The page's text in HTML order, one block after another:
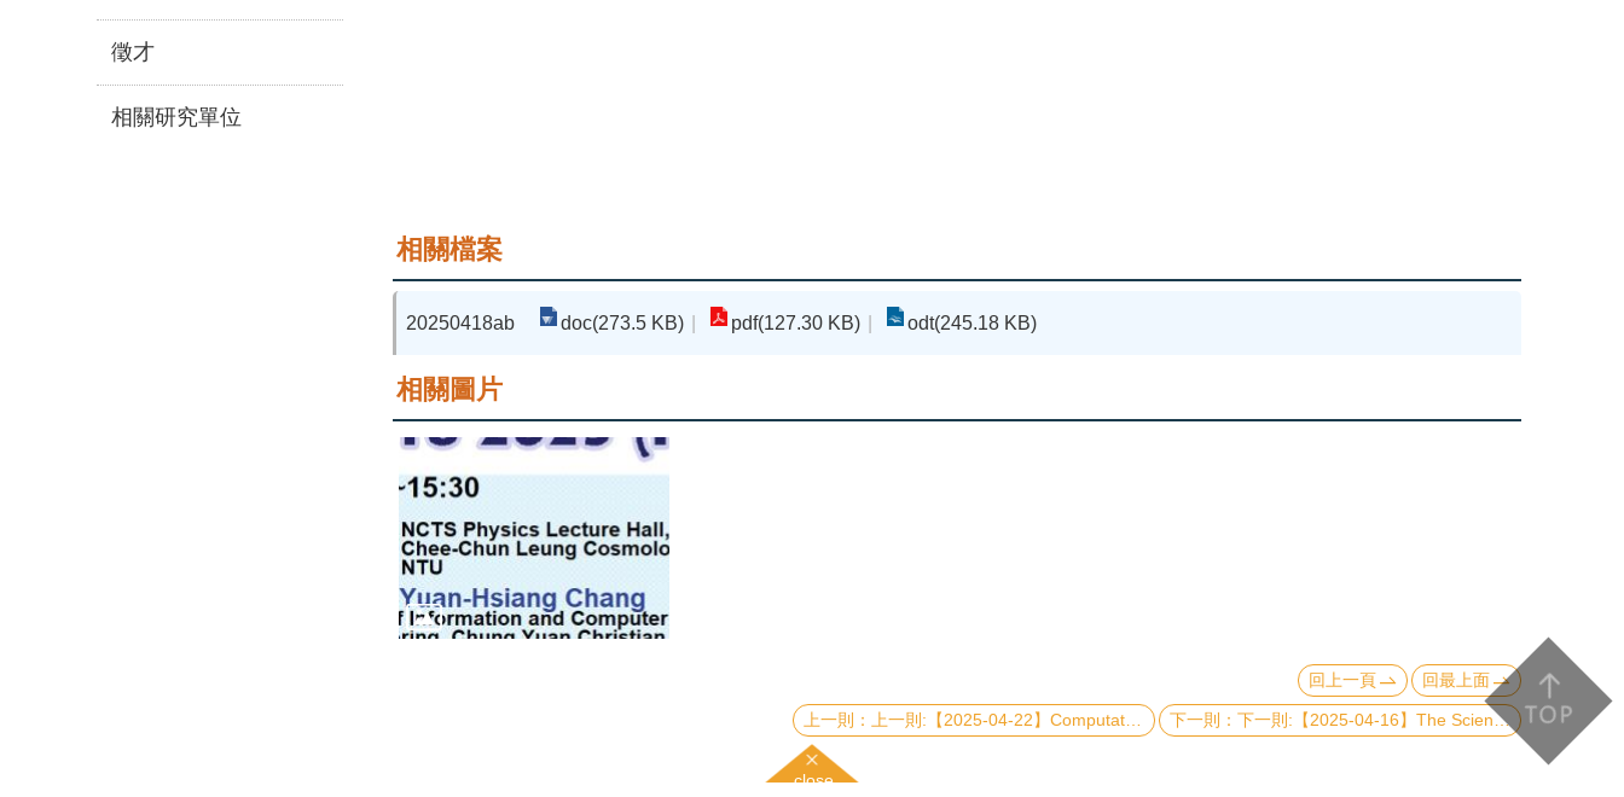
徵才
相關研究單位
相關檔案
20250418ab doc(273.5 KB) pdf(127.30 KB) odt(245.18 KB)
相關圖片
回上一頁 回最上面
上一則:【2025-04-22】Computational study on 2D Hubbard model 下一則:【2025-04-16】The Science and the Fun with Optical Cavities: Chiral Lasers and Strong Coupling in Micro-Resonators
close